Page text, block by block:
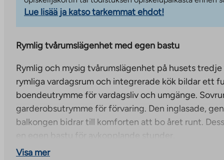
Lue lisää ja katso tarkemmat ehdot!
Rymlig tvårumslägenhet med egen bastu
Rymlig och mysig tvårumslägenhet på husets
rymliga vardagsrum och integrerade kök bildar ett
boendeutrymme för vardagsliv och umgänge.
garderobsutrymme för förvaring. Den inglasade,
balkongen bidrar till komforten att bo året runt.
en egen bastu för avkopplande stunder.
Lugnt och naturnära Lippajärvi
Visa mer